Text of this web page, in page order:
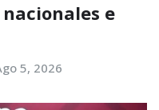
e
5, 2026